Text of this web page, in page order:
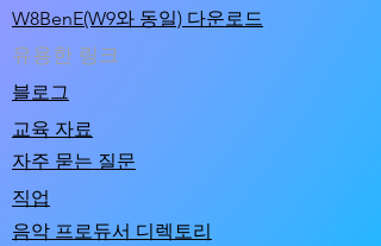
유용한 링크
블로그
교육 자료
자주 묻는 질문
직업
음악 프로듀서 디렉토리
W8BenE(W9와 동일) 다운로드